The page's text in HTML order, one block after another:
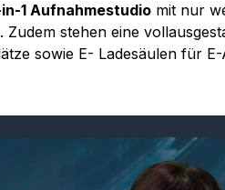
1 Aufnahmestudiomit nur
stehen eine
sowie E- Ladesäulen für